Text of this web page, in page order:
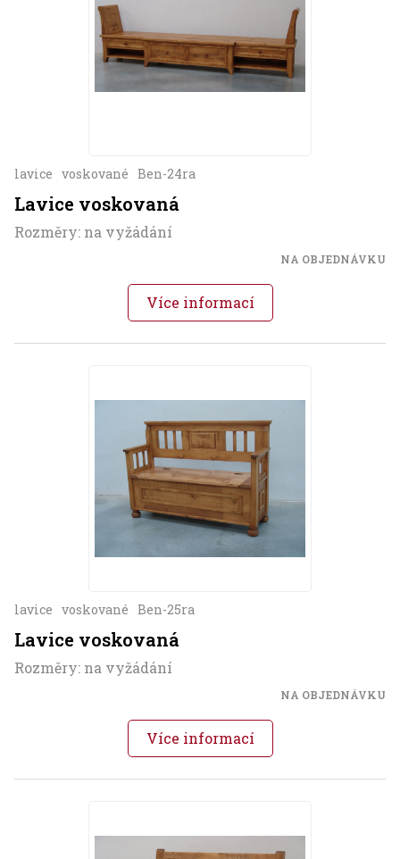
lavice voskované Ben-24ra
Lavice voskovaná
Rozměry: na vyžádání
NA OBJEDNÁVKU
Více informací
lavice voskované Ben-25ra
Lavice voskovaná
Rozměry: na vyžádání
NA OBJEDNÁVKU
Více informací